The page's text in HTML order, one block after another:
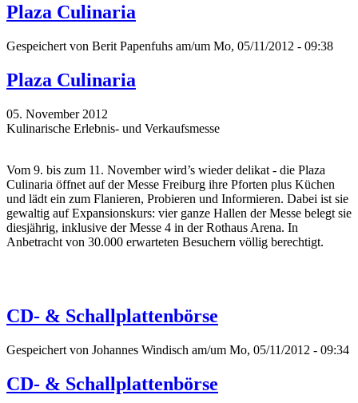
Plaza Culinaria
Gespeichert von Berit Papenfuhs am/um Mo, 05/11/2012 - 09:38
Plaza Culinaria
05. November 2012
Kulinarische Erlebnis- und Verkaufsmesse
Vom 9. bis zum 11. November wird’s wieder delikat - die Plaza
Culinaria öffnet auf der Messe Freiburg ihre Pforten plus Küchen
und lädt ein zum Flanieren, Probieren und Informieren. Dabei ist sie
gewaltig auf Expansionskurs: vier ganze Hallen der Messe belegt sie
diesjährig, inklusive der Messe 4 in der Rothaus Arena. In
Anbetracht von 30.000 erwarteten Besuchern völlig berechtigt.
CD- & Schallplattenbörse
Gespeichert von Johannes Windisch am/um Mo, 05/11/2012 - 09:34
CD- & Schallplattenbörse